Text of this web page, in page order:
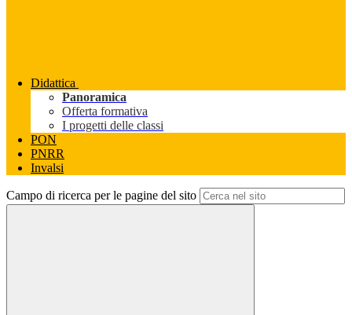
Didattica
Panoramica
Offerta formativa
I progetti delle classi
PON
PNRR
Invalsi
Campo di ricerca per le pagine del sito